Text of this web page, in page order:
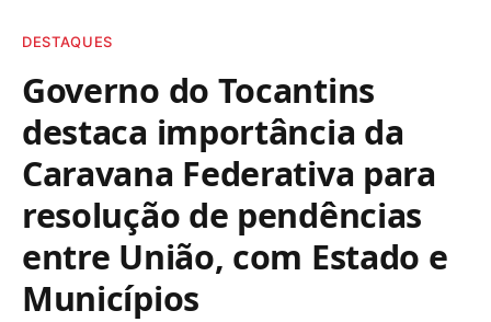
DESTAQUES
Governo do Tocantins
destaca importância da
Caravana Federativa para
resolução de pendências
entre União, com Estado e
Municípios